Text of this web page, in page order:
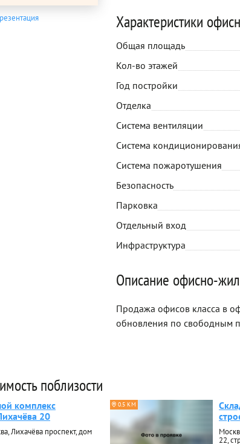
Характеристики
Общая площадь
Кол-во этажей
Год постройки
Отделка
Система вентиляции
Система
Система пожаротушения
Безопасность
Парковка
Отдельный вход
Инфраструктура
Описание офисно-
Продажа офисов класса в
обновления по свободным
поблизости
комплекс
20
Лихачёва проспект, дом
0.5 КМ
22,